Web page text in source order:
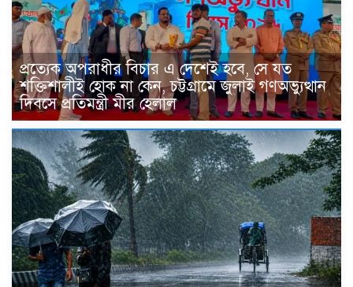
প্রত্যেক অপরাধীর বিচার এ দেশেই হবে, সে যত
শক্তিশালীই হোক না কেন, চট্টগ্রামে জুলাই গণঅভ্যুত্থান
দিবসে প্রতিমন্ত্রী মীর হেলাল